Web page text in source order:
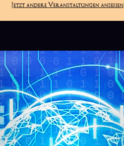
Jetzt andere Veranstaltungen ansehen